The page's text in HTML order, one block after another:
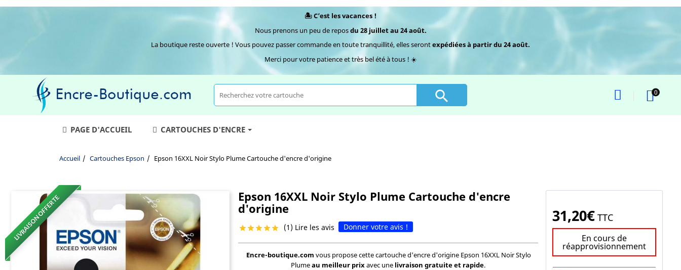
🏝️ C’est les vacances !
Nous prenons un peu de reposdu 28 juillet au 24 août.
La boutique reste ouverte ! Vous pouvez passer commande en toute tranquillité, elles serontexpédiées à partir du 24 août.
Merci pour votre patience et très bel été à tous ! ☀️
 0
PAGE D'ACCUEIL CARTOUCHES D'ENCRE
Accueil Cartouches Epson Epson 16XXL Noir Stylo Plume Cartouche d'encre d'origine
LIVRAISON OFFERTE
Epson 16XXL Noir Stylo Plume Cartouche d'encre
d'origine
 (1) Lire les avis Donner votre avis !
Encre-boutique.com vous propose cette cartouche d'encre d'origine Epson 16XXL Noir Stylo
Plumeau meilleur prix avec une livraison gratuite et rapide.
31,20€ TTC
En cours de
réapprovisionnement